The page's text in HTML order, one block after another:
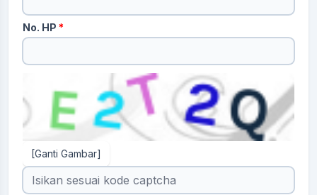
No. HP *
[Ganti Gambar]